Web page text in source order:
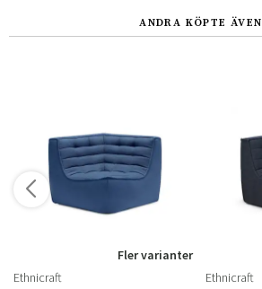
ANDRA KÖPTE ÄVEN
Fler varianter
Ethnicraft
Ethnicraft